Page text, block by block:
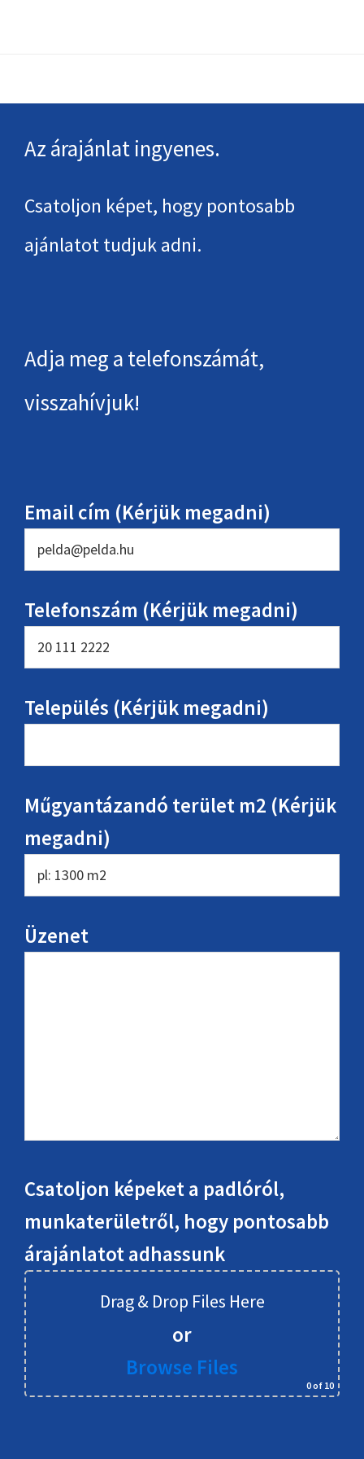
Az árajánlat ingyenes.
Csatoljon képet, hogy pontosabb
ajánlatot tudjuk adni.
Adja meg a telefonszámát,
visszahívjuk!
Email cím (Kérjük megadni)
Telefonszám (Kérjük megadni)
Település (Kérjük megadni)
Műgyantázandó terület m2 (Kérjük
megadni)
Üzenet
Csatoljon képeket a padlóról,
munkaterületről, hogy pontosabb
árajánlatot adhassunk
Drag & Drop Files Here
or
Browse Files
0of 10